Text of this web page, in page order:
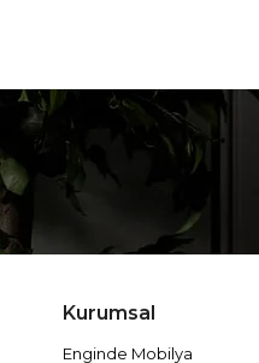
Kurumsal
Enginde Mobilya